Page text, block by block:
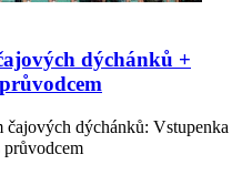
dýchánků +
čajových dýchánků: Vstupenka